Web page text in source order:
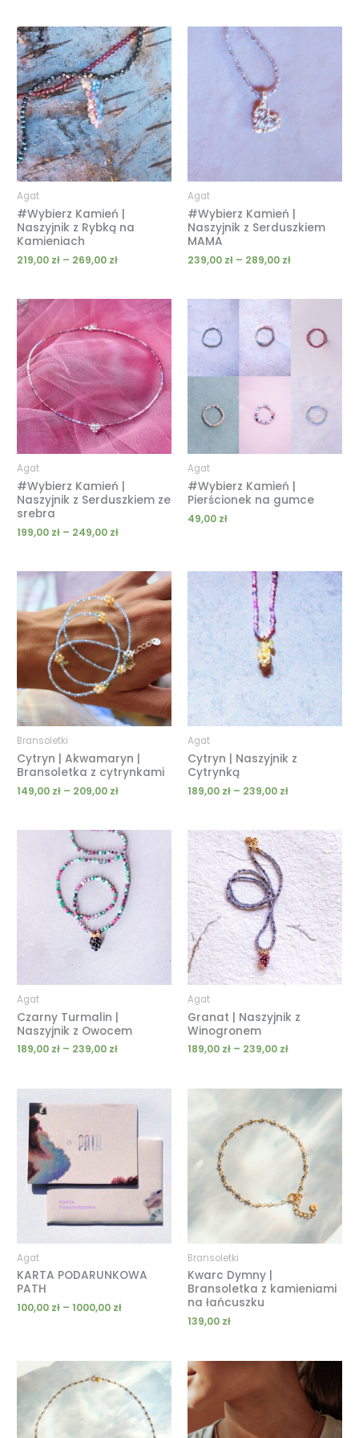
Agat
#Wybierz Kamień |
Naszyjnik z Rybką na
Kamieniach
219,00 zł – 269,00 zł
Zakres
cen:
od
219,00 zł
do
269,00 zł
Agat
#Wybierz Kamień |
Naszyjnik z Serduszkiem
MAMA
239,00 zł – 289,00 zł
Agat
#Wybierz Kamień |
Naszyjnik z Serduszkiem ze
srebra
199,00 zł – 249,00 zł
Zakres
cen:
od
199,00 zł
do
249,00 zł
Agat
#Wybierz Kamień |
Pierścionek na gumce
49,00 zł
Bransoletki
Cytryn | Akwamaryn |
Bransoletka z cytrynkami
149,00 zł – 209,00 zł
Zakres
cen:
od
149,00 zł
do
209,00 zł
Agat
Cytryn | Naszyjnik z
Cytrynką
189,00 zł – 239,00 zł
Zakres
od
189,00 zł
239,00 zł
Agat
Czarny Turmalin |
Naszyjnik z Owocem
189,00 zł – 239,00 zł
Zakres
cen:
od
189,00 zł
do
239,00 zł
Agat
Granat | Naszyjnik z
Winogronem
189,00 zł – 239,00 zł
Zakres
cen:
od
189,00 zł
do
239,00 zł
Agat
KARTA PODARUNKOWA
PATH
100,00 zł – 1000,00 zł
cen:
Bransoletki
Kwarc Dymny |
Bransoletka z kamieniami
na łańcuszku
139,00 zł
Zakres
cen:
od
159,00 zł
do
179,00 zł
Zakres
cen:
119,00 zł
189,00 zł